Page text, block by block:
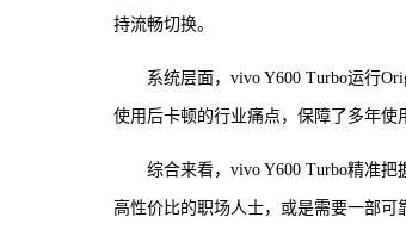
持流畅切换。
系统层面，vivo Y600 Turbo运行
使用后卡顿的行业痛点，保障了多年使
综合来看，vivo Y600 Turbo精准
高性价比的职场人士，或是需要一部